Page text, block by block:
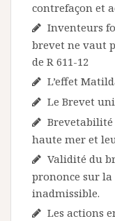
contrefaçon et
Inventeurs
brevet ne vaut
de R 611-12
L’effet
Le Brevet
Brevetabilité
haute mer et
Validité du
prononce sur
inadmissible.
Les actions